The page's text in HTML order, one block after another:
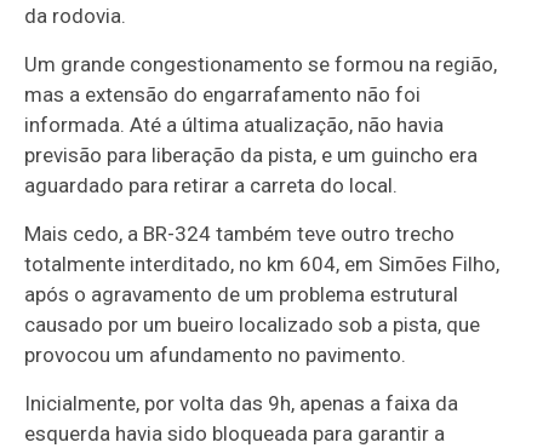
da rodovia.
Um grande congestionamento se formou na região,
mas a extensão do engarrafamento não foi
informada. Até a última atualização, não havia
previsão para liberação da pista, e um guincho era
aguardado para retirar a carreta do local.
Mais cedo, a BR-324 também teve outro trecho
totalmente interditado, no km 604, em Simões Filho,
após o agravamento de um problema estrutural
causado por um bueiro localizado sob a pista, que
provocou um afundamento no pavimento.
Inicialmente, por volta das 9h, apenas a faixa da
esquerda havia sido bloqueada para garantir a